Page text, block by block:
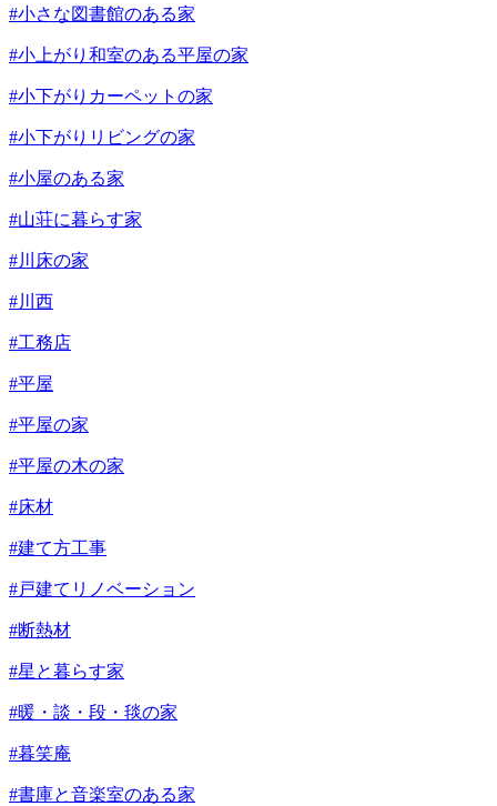
#小さな図書館のある家
#小上がり和室のある平屋の家
#小下がりカーペットの家
#小下がりリビングの家
#小屋のある家
#山荘に暮らす家
#川床の家
#川西
#工務店
#平屋
#平屋の家
#平屋の木の家
#床材
#建て方工事
#戸建てリノベーション
#断熱材
#星と暮らす家
#暖・談・段・毯の家
#暮笑庵
#書庫と音楽室のある家